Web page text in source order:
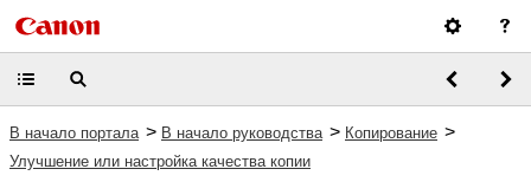
В начало портала > В начало руководства > Копирование >
Улучшение или настройка качества копии